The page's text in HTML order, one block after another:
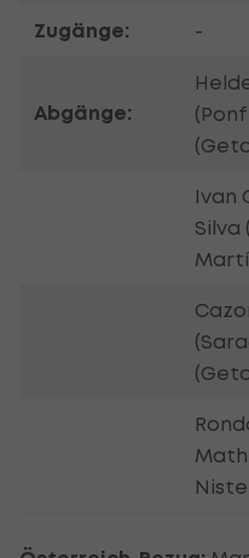
Zugänge: -
Abgänge:
Ivan
Silva